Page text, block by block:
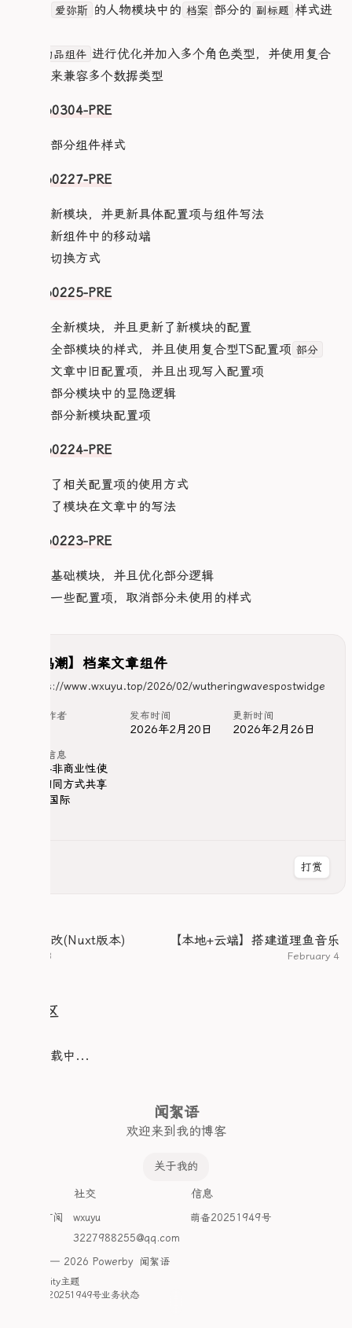
    clip: rect(41px, 9999px, 96px, 0)
    clip: rect(52px, 9999px, 59px, 0)
  }
  90% {
  }
    clip: rect(10px, 9999px, 71px, 0)
  to {
    clip: rect(67px, 9999px, 38px, 0)
}
@keyframes glitch-anim2-b7066fb5 {
  0% {
    clip: rect(65px, 9999px, 59px, 0)
  5% {
  }
  10% {
    clip: rect(94px, 9999px, 7px, 0)
  }
  15% {
    clip: rect(73px, 9999px, 14px, 0)
  }
  }
    clip: rect(13px, 9999px, 35px, 0)
  }
  30% {
  }
    clip: rect(70px, 9999px, 22px, 0)
  }
  40% {
    clip: rect(63px, 9999px, 7px, 0)
  }
  50% {
    clip: rect(80px, 9999px, 21px, 0)
  }
    clip: rect(27px, 9999px, 52px, 0)
  }
  60% {
    clip: rect(89px, 9999px, 14px, 0)
    clip: rect(71px, 9999px, 86px, 0)
  }
  85% {
  90% {
    clip: rect(68px, 9999px, 100px, 0)
爱弥斯 的人物模块中的 档案 部分的 副标题 样式进
物品组件 进行优化并加入多个角色类型，并使用复合
型组件来兼容多个数据类型
V20260304-PRE
1.优化部分组件样式
V20260227-PRE
1.添加新模块，并更新具体配置项与组件写法
2.优化新组件中的移动端
3.优化切换方式
V20260225-PRE
1.添加全新模块，并且更新了新模块的配置
2.更新全部模块的样式，并且使用复合型TS配置项 部分
3.更新文章中旧配置项，并且出现写入配置项
4.更新部分模块中的显隐逻辑
5.浓缩部分新模块配置项
V20260224-PRE
1.更新了相关配置项的使用方式
2.更新了模块在文章中的写法
V20260223-PRE
1.更新基础模块，并且优化部分逻辑
2.更新一些配置项，取消部分未使用的样式
【鸣潮】档案文章组件
https://www.wxuyu.top/2026/02/wutheringwavespostwidge
文章作者 发布时间
2026年2月20日
更新时间
2026年2月26日
版权信息
署名-非商业性使
用-相同方式共享
4.0 国际
打赏
页脚魔改(Nuxt版本)
March 3
【本地+云端】搭建道理鱼音乐
February 4
评论区
评论加载中...
闻絮语
欢迎来到我的博客
关于我的
Atom订阅
社交
wxuyu
3227988255@qq.com
信息
萌备20251949号
©2020 — 2026 Powerby 闻絮语
Clarity主题
萌ICP备20251949号业务状态